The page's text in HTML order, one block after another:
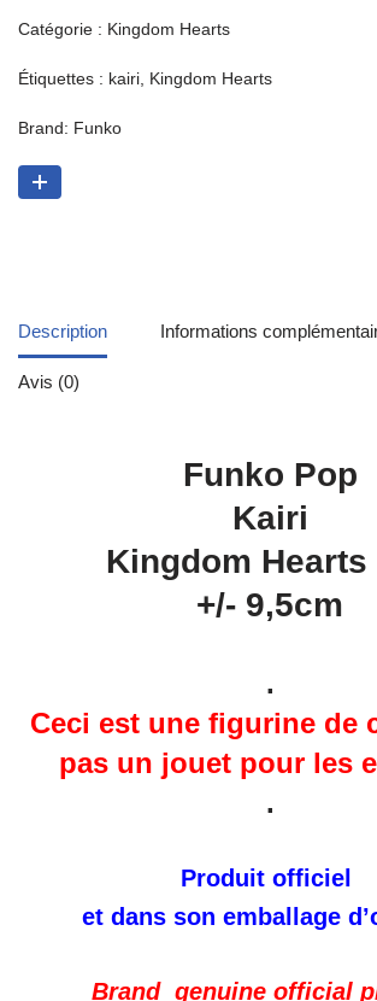
Catégorie : Kingdom Hearts
Étiquettes : kairi, Kingdom Hearts
Brand: Funko
Description Informations
Avis (0)
Funko Pop
Kairi
Kingdom Hearts
+/- 9,5cm
.
Ceci est une figurine de
pas un jouet pour les
.
Produit officiel
et dans son emballage
Brand genuine official